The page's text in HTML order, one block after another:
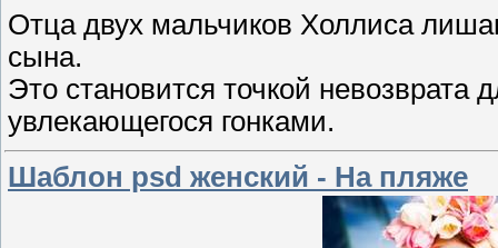
Отца двух мальчиков Холлиса
сына.
Это становится точкой невозврата
увлекающегося гонками.
Шаблон psd женский - На пляже